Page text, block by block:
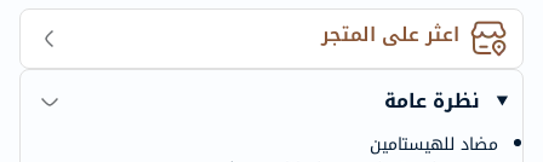
اعثر على المتجر
نظرة عامة
مضاد للهيستامين